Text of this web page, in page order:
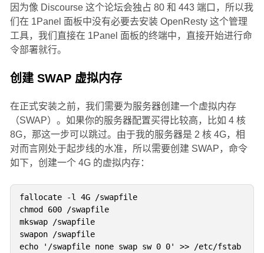
因为像 Discourse 这个论坛会独占 80 和 443 端口，所以我
们在 1Panel 面板中没有必要去安装 OpenResty 这个管理
工具，我们直接在 1Panel 面板的终端中，直接开始进行命
令部署就行。
创建 SWAP 虚拟内存
在正式安装之前，我们需要为服务器创建一个虚拟内存
（SWAP）。如果你的服务器配置买得比较高，比如 4 核
8G，那这一步可以跳过。由于我的服务器是 2 核 4G，相
对而言刚处于起步线的水准，所以需要创建 SWAP，命令
如下，创建一个 4G 的虚拟内存：
fallocate -l 4G /swapfile
chmod 600 /swapfile
mkswap /swapfile
swapon /swapfile
echo '/swapfile none swap sw 0 0' >> /etc/fstab